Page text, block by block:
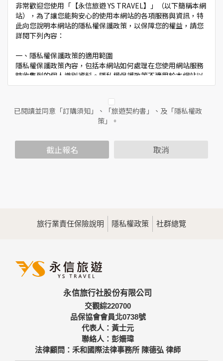
非常歡迎您使用「【永信旅遊 YS TRAVEL】」（以下簡稱本網
站），為了讓您能夠安心的使用本網站的各項服務與資訊，特
此向您說明本網站的隱私權保護政策，以保障您的權益，請您
詳閱下列內容：
一、隱私權保護政策的適用範圍
隱私權保護政策內容，包括本網站如何處理在您使用網站服務
時收集到的個人識別資料。隱私權保護政策不適用於本網站以
外的相關連結網站，也不適用於非本網站所委託或參與管理的
二、個人資料的蒐集、處理及利用方式
當您造訪本網站或使用本網站所提供之功能服務時，我們將視
範圍內處理及利用您的個人資料；非經您書面同意，本網站不
會將個人資料用於其他用途。
為提供精確的服務，我們會將收集的問卷調查內容進行統計與
分析，分析結果之統計數據或說明文字呈現，除供內部研究
三、資料之保護
備及必要的安全防護措施，加以保護網站及您的個人資料採用
嚴格的保護措施，只由經過授權的人員才能接觸您的個人資
料，相關處理人員皆簽有保密合約，如有違反保密義務者，將
會受到相關的法律處分。
如因業務需要有必要委託其他單位提供服務時，本網站亦會嚴
格要求其遵守保密義務，並且採取必要檢查程序以確定其將確
實遵守。
已閱讀並同意「訂購須知」、「旅遊契約書」、及「隱私權政
策」。
截止報名 取消
旅行業責任保險說明 隱私權政策 社群總覽
永信旅行社股份有限公司
交觀綜220700
品保協會會員北0738號
代表人：黃士元
聯絡人：彭姍瑋
法律顧問：禾和國際法律事務所 陳德弘 律師